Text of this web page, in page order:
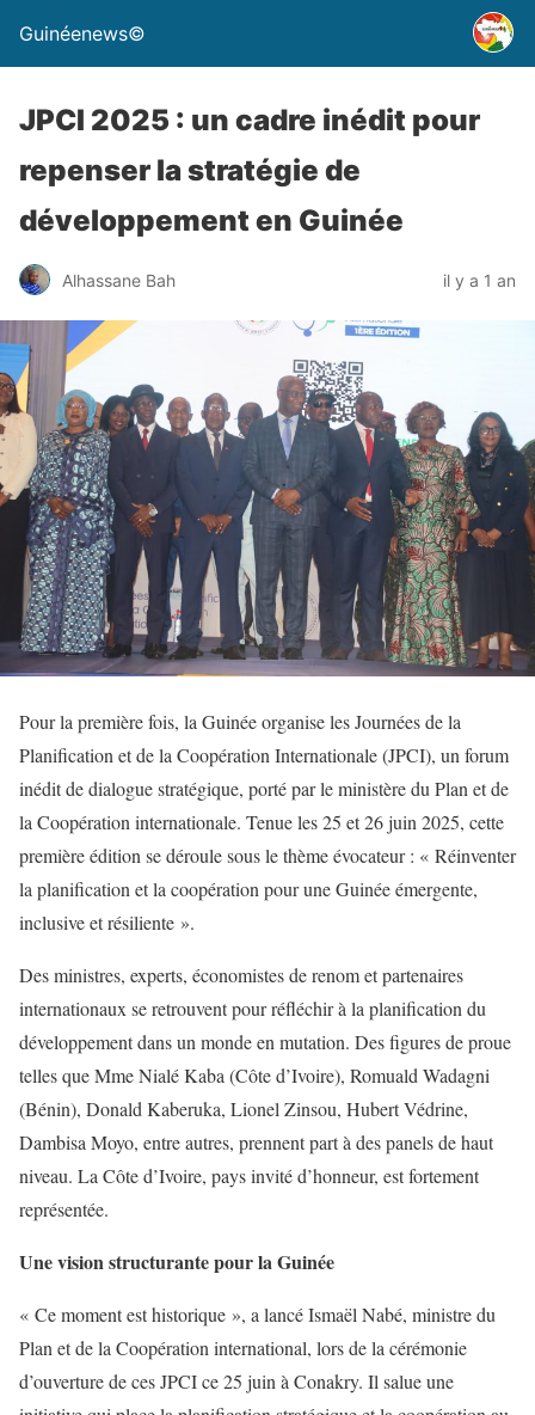
Guinéenews©
JPCI 2025 : un cadre inédit pour
repenser la stratégie de
développement en Guinée
Alhassane Bah il y a 1 an
Pour la première fois, la Guinée organise les Journées de la
Planification et de la Coopération Internationale (JPCI), un forum
inédit de dialogue stratégique, porté par le ministère du Plan et de
la Coopération internationale. Tenue les 25 et 26 juin 2025, cette
première édition se déroule sous le thème évocateur : « Réinventer
la planification et la coopération pour une Guinée émergente,
inclusive et résiliente ».
Des ministres, experts, économistes de renom et partenaires
internationaux se retrouvent pour réfléchir à la planification du
développement dans un monde en mutation. Des figures de proue
telles que Mme Nialé Kaba (Côte d’Ivoire), Romuald Wadagni
(Bénin), Donald Kaberuka, Lionel Zinsou, Hubert Védrine,
Dambisa Moyo, entre autres, prennent part à des panels de haut
niveau. La Côte d’Ivoire, pays invité d’honneur, est fortement
représentée.
Une vision structurante pour la Guinée
« Ce moment est historique », a lancé Ismaël Nabé, ministre du
Plan et de la Coopération international, lors de la cérémonie
d’ouverture de ces JPCI ce 25 juin à Conakry. Il salue une